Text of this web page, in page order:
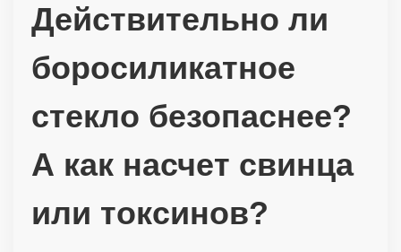
Действительно ли
боросиликатное
стекло безопаснее?
А как насчет свинца
или токсинов?